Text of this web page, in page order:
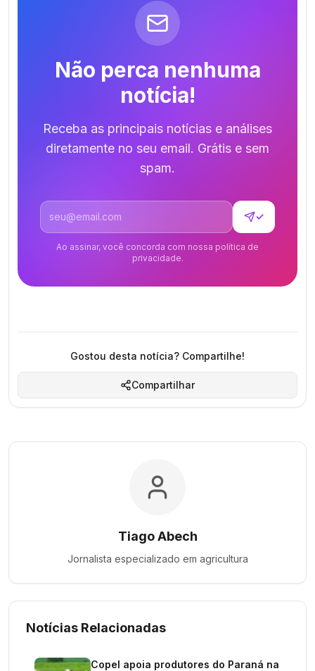
Não perca nenhuma
notícia!
Receba as principais notícias e análises
diretamente no seu email. Grátis e sem
spam.
Endereço de email
✓
Ao assinar, você concorda com nossa política de
privacidade.
Gostou desta notícia? Compartilhe!
Compartilhar
Tiago Abech
Jornalista especializado em agricultura
Notícias Relacionadas
Copel apoia produtores do Paraná na